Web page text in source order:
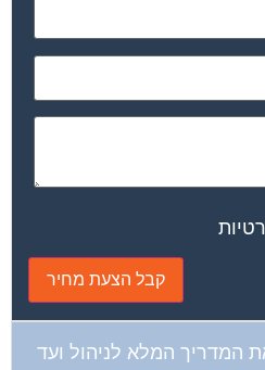
המדריך המלא לניהול ועד